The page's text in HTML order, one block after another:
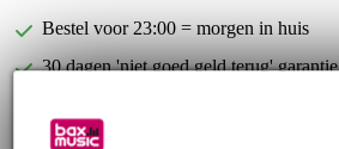
Bestel voor 23:00 = morgen in huis
30 dagen 'niet goed geld terug' garantie